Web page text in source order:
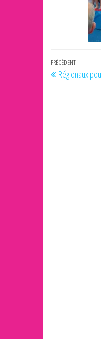
de
Article
précédent
PRÉCÉDENT
Régionaux